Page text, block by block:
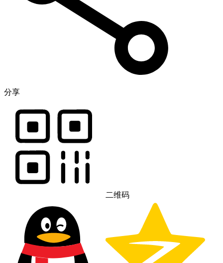
分享
二维码